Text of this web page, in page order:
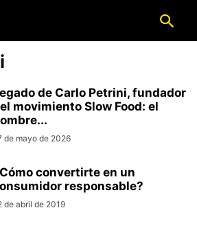
de Carlo Petrini, fundador
movimiento Slow Food: el
de mayo de 2026
convertirte en un
responsable?
de abril de 2019